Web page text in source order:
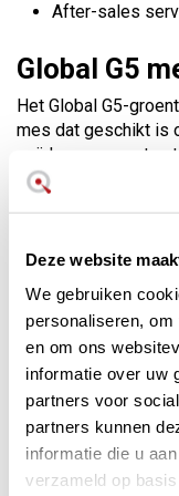
Deze website
We gebruiken
personaliseren,
en om ons
informatie over uw
partners voor
partners kunnen
informatie die u
verzameld op
After-sales
Global G5
Het Global G5-
mes dat geschikt is
snijden en
van 18 cm en een
Mes met
duurzaam
Bij het
zeer lage
temperatuur van 56
geeft het mes een
bestand is tegen
concave vorm die
vloeiender snijden